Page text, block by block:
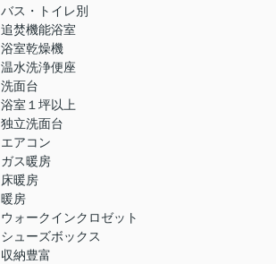
バス・トイレ別
追焚機能浴室
浴室乾燥機
温水洗浄便座
洗面台
浴室１坪以上
独立洗面台
エアコン
ガス暖房
床暖房
暖房
ウォークインクロゼット
シューズボックス
収納豊富